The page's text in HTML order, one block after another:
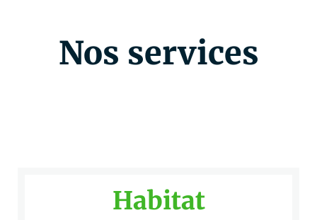
Nos services
Habitat